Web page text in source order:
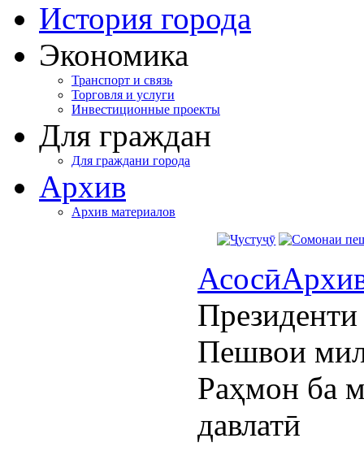
История города
Экономика
Транспорт и связь
Торговля и услуги
Инвестиционные проекты
Для граждан
Для граждани города
Архив
Архив материалов
Асосӣ
Пешвои
Раҳмон ба
давлатӣ